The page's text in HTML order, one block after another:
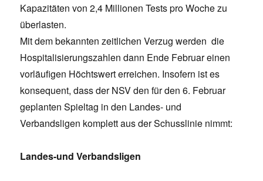
Kapazitäten von 2,4 Millionen Tests pro Woche zu
überlasten.
Mit dem bekannten zeitlichen Verzug werden die
Hospitalisierungszahlen dann Ende Februar einen
vorläufigen Höchtswert erreichen. Insofern ist es
konsequent, dass der NSV den für den 6. Februar
geplanten Spieltag in den Landes- und
Verbandsligen komplett aus der Schusslinie nimmt:
Landes-und Verbandsligen